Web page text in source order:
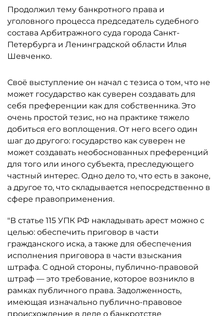
Продолжил тему банкротного права и
уголовного процесса председатель судебного
состава Арбитражного суда города Санкт-
Петербурга и Ленинградской области Илья
Шевченко.
Своё выступление он начал с тезиса о том, что не
может государство как суверен создавать для
себя преференции как для собственника. Это
очень простой тезис, но на практике тяжело
добиться его воплощения. От него всего один
шаг до другого: государство как суверен не
может создавать необоснованных преференций
для того или иного субъекта, преследующего
частный интерес. Одно дело то, что есть в законе,
а другое то, что складывается непосредственно в
сфере правоприменения.
"В статье 115 УПК РФ накладывать арест можно с
целью: обеспечить приговор в части
гражданского иска, а также для обеспечения
исполнения приговора в части взыскания
штрафа. С одной стороны, публично-правовой
штраф — это требование, которое возникло в
рамках публичного права. Задолженность,
имеющая изначально публично-правовое
происхождение в деле о банкротстве